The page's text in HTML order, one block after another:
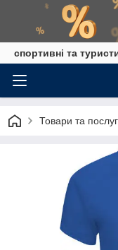
спортивні та
Товари та